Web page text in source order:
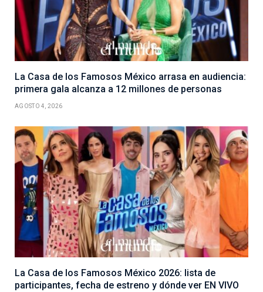
La Casa de los Famosos México arrasa en audiencia:
primera gala alcanza a 12 millones de personas
AGOSTO 4, 2026
La Casa de los Famosos México 2026: lista de
participantes, fecha de estreno y dónde ver EN VIVO